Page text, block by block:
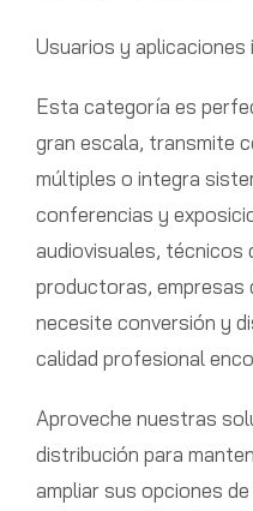
Usuarios y aplicaciones
Esta categoría es
gran escala, transmite
múltiples o integra
conferencias y
audiovisuales, técnicos
productoras, empresas
necesite conversión y
calidad profesional
Aproveche nuestras
distribución para
ampliar sus opciones